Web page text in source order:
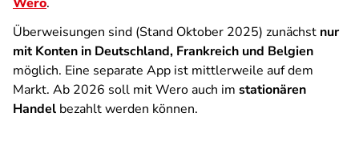
Überweisungen sind (Stand Oktober 2025) zunächst nur
mit Konten in Deutschland, Frankreich und Belgien
möglich. Eine separate App ist mittlerweile auf dem
Markt. Ab 2026 soll mit Wero auch im stationären
Handel bezahlt werden können.